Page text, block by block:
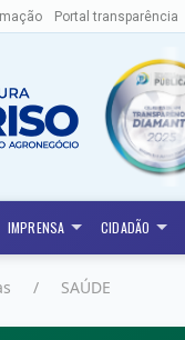
Portal transparência
IMPRENSA CIDADÃO
SAÚDE